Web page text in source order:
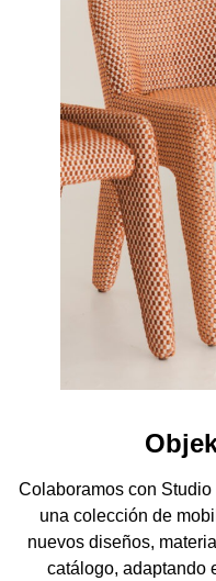
Colaboramos con
una colección de
nuevos diseños,
catálogo, adaptando